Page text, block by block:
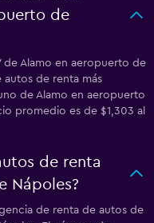
de
de Alamo en aeropuerto de
de renta más
de Alamo en aeropuerto
promedio es de $1,303 al
de renta
Nápoles?
de renta de autos de